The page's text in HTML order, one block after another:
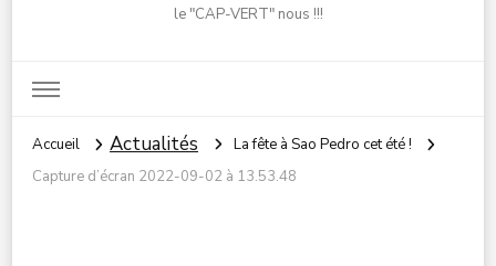
le "CAP-VERT" nous !!!
Accueil Actualités
La fête à Sao Pedro cet été !
Capture d’écran 2022-09-02 à 13.53.48